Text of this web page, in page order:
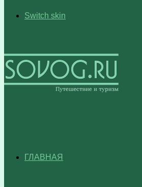
Switch skin
ГЛАВНАЯ